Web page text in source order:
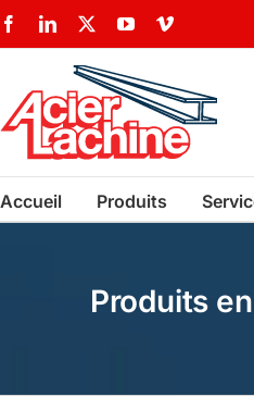
FacebookLinkedIn YouTubeVimeo
Accueil Produits
Produits